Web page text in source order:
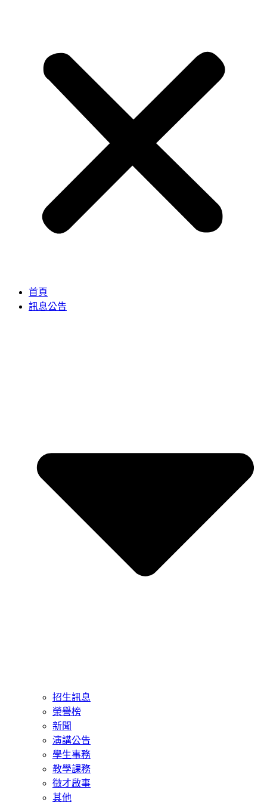
首頁
訊息公告
招生訊息
榮譽榜
新聞
演講公告
學生事務
教學課務
徵才啟事
其他